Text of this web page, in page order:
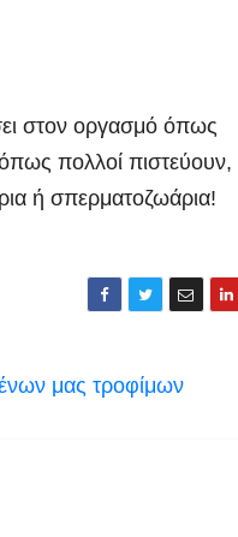
στον οργασμό όπως
πολλοί
ή σπερματοζωάρια!
μας τροφίμων